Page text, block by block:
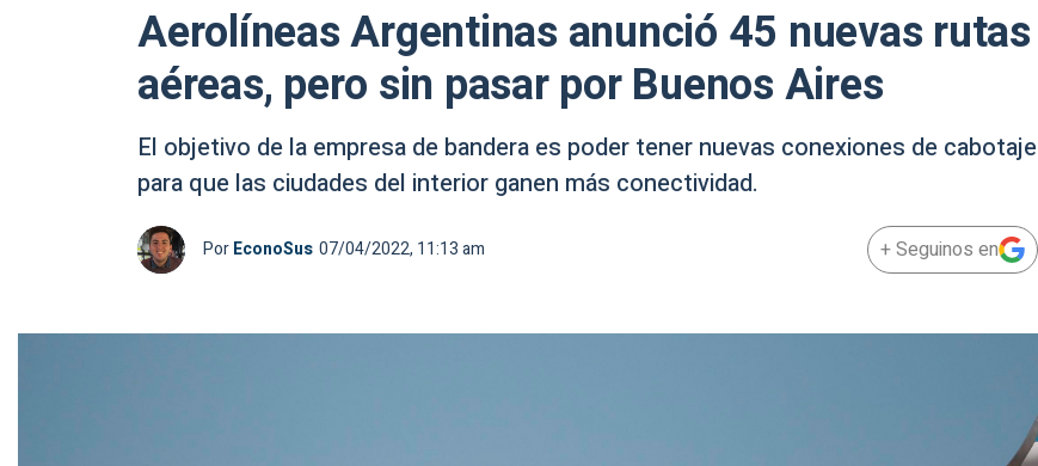
Aerolíneas Argentinas anunció 45 nuevas rutas
aéreas, pero sin pasar por Buenos Aires
El objetivo de la empresa de bandera es poder tener nuevas conexiones de cabotaje
para que las ciudades del interior ganen más conectividad.
PorEconoSus 07/04/2022, 11:13 am + Seguinos en